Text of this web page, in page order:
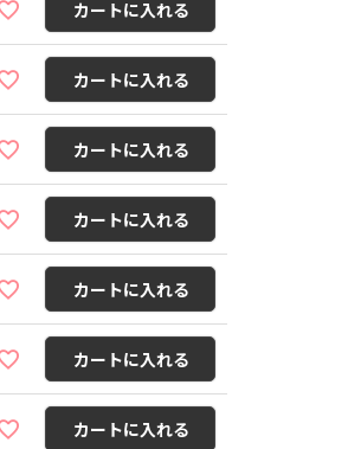
カートに入れる
カートに入れる
カートに入れる
カートに入れる
カートに入れる
カートに入れる
カートに入れる